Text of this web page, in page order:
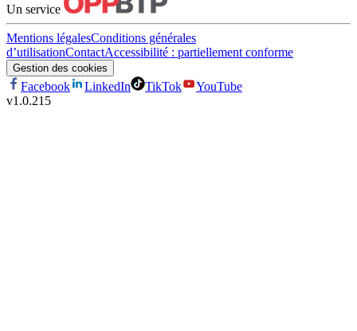
Un service
Mentions légalesConditions générales
d’utilisationContactAccessibilité : partiellement conforme
Gestion des cookies
Facebook LinkedIn TikTok
YouTube
v1.0.215